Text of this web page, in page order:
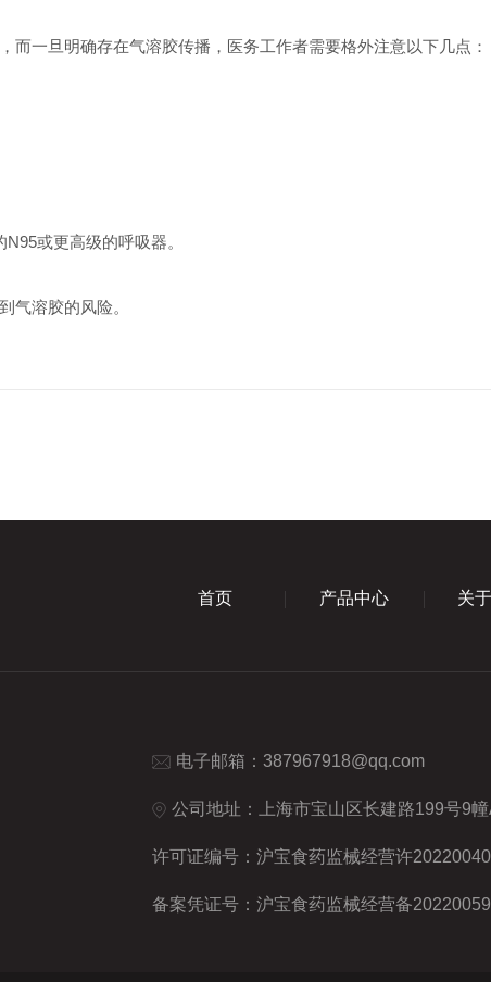
一旦明确存在气溶胶传播，医务工作者需要格外注意以下几点：
或更高级的呼吸器。
溶胶的风险。
首页 产品中心 关
电子邮箱：387967918@qq.com
公司地址：上海市宝山区长建路199号9
许可证编号：沪宝食药监械经营许
备案凭证号：沪宝食药监械经营备